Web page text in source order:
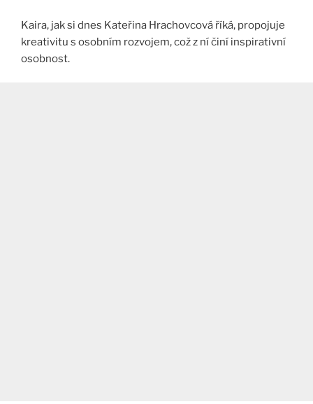
Kaira, jak si dnes Kateřina Hrachovcová říká, propojuje
kreativitu s osobním rozvojem, což z ní činí inspirativní
osobnost​.